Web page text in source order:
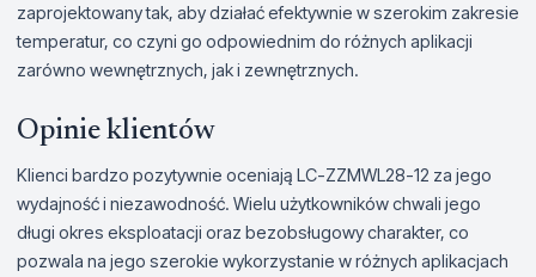
zaprojektowany tak, aby działać efektywnie w szerokim zakresie
temperatur, co czyni go odpowiednim do różnych aplikacji
zarówno wewnętrznych, jak i zewnętrznych.
Opinie klientów
Klienci bardzo pozytywnie oceniają LC-ZZMWL28-12 za jego
wydajność i niezawodność. Wielu użytkowników chwali jego
długi okres eksploatacji oraz bezobsługowy charakter, co
pozwala na jego szerokie wykorzystanie w różnych aplikacjach